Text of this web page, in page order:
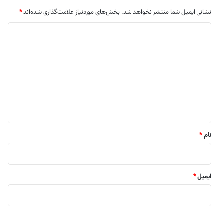
نشانی ایمیل شما منتشر نخواهد شد. بخش‌های موردنیاز علامت‌گذاری شده‌اند*
نام*
ایمیل*